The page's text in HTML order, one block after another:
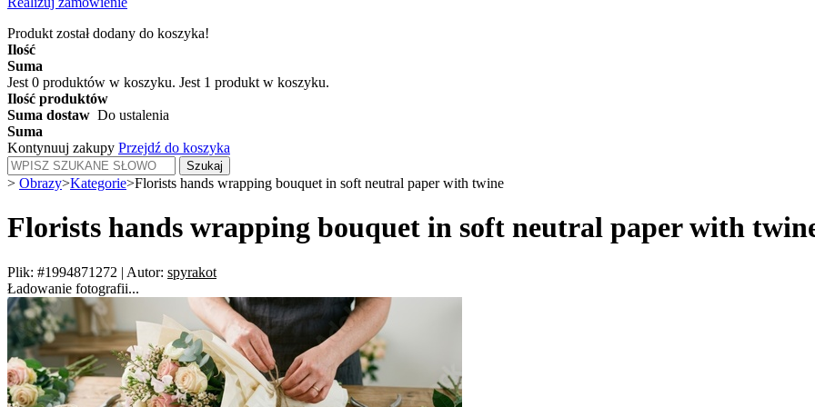
Produkt został dodany do koszyka!
Ilość
Suma
Jest 0 produktów w koszyku. Jest 1 produkt w koszyku.
Ilość produktów
Suma dostaw Do ustalenia
Suma
Kontynuuj zakupy Przejdź do koszyka
Szukaj
> Obrazy>Kategorie>Florists hands wrapping bouquet in soft neutral paper with twine
Florists hands wrapping bouquet in soft neutral paper with
Plik: #1994871272 | Autor: spyrakot
Ładowanie fotografii...